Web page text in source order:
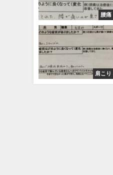
腰痛
肩こり